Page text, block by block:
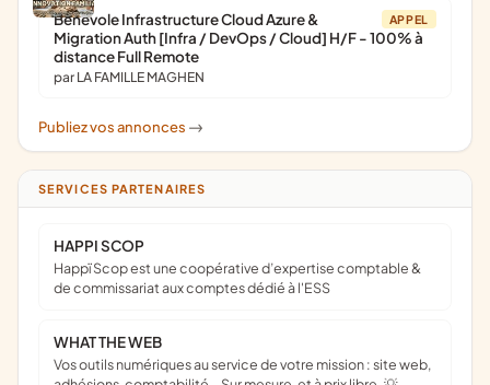
APPEL
Bénévole Infrastructure Cloud Azure &
Migration Auth [Infra / DevOps / Cloud] H/F - 100% à
distance Full Remote
par LA FAMILLE MAGHEN
Publiez vos annonces ->
SERVICES PARTENAIRES
HAPPI SCOP
Happï Scop est une coopérative d’expertise comptable &
de commissariat aux comptes dédié à l'ESS
WHAT THE WEB
Vos outils numériques au service de votre mission : site web,